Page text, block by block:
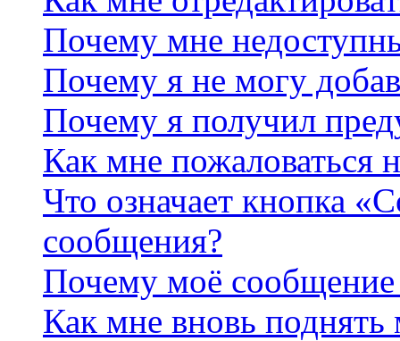
Почему мне
Почему я не могу
Почему я получил
Как мне пожаловаться
Что означает кнопка
сообщения?
Почему моё сообщение
Как мне вновь